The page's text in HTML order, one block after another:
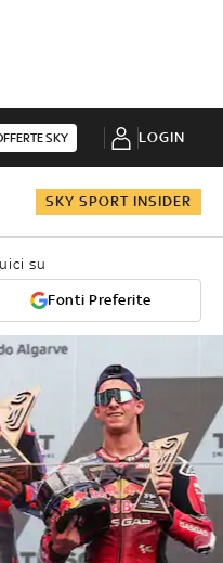
SKY LOGIN
SKY SPORT INSIDER
su
Fonti Preferite